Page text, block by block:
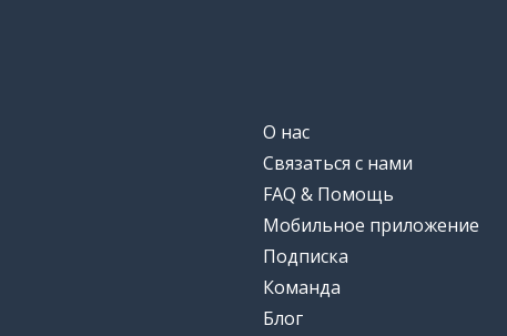
О нас
Связаться с нами
FAQ & Помощь
Мобильное приложение
Подписка
Команда
Блог